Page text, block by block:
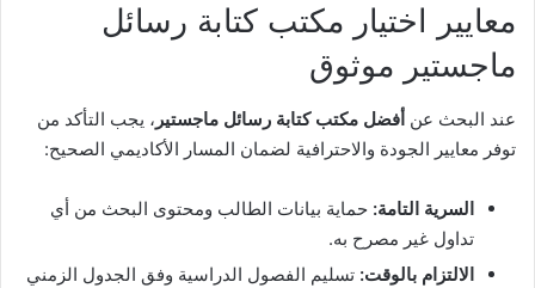
معايير اختيار مكتب كتابة رسائل
ماجستير موثوق
عند البحث عن أفضل مكتب كتابة رسائل ماجستير ، يجب التأكد من
توفر معايير الجودة والاحترافية لضمان المسار الأكاديمي الصحيح:
السرية التامة: حماية بيانات الطالب ومحتوى البحث من أي
تداول غير مصرح به.
الالتزام بالوقت: تسليم الفصول الدراسية وفق الجدول الزمني